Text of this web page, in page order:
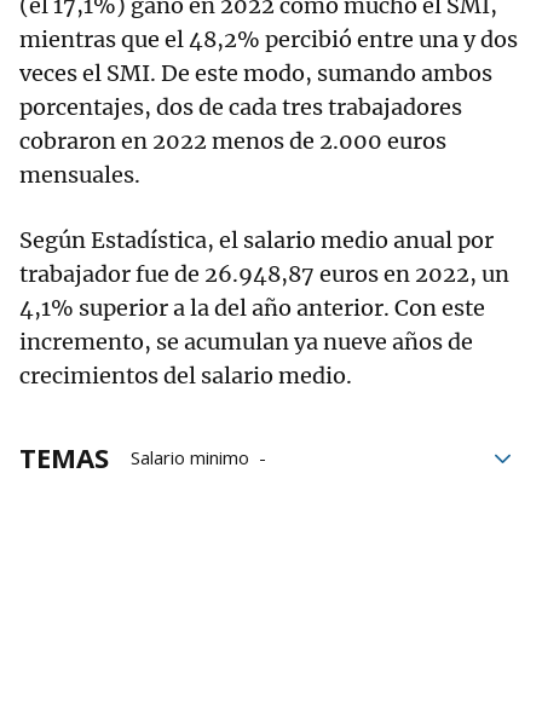
mientras que el 48,2% percibió entre una y dos
veces el SMI. De este modo, sumando ambos
porcentajes, dos de cada tres trabajadores
cobraron en 2022 menos de 2.000 euros
mensuales.
Según Estadística, el salario medio anual por
trabajador fue de 26.948,87 euros en 2022, un
4,1% superior a la del año anterior. Con este
incremento, se acumulan ya nueve años de
crecimientos del salario medio.
TEMAS
Salario minimo